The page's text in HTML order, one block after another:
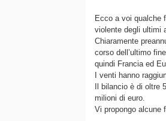
Ecco a voi qualche
violente degli ultimi
Chiaramente
corso dell’ultimo
quindi Francia ed
I venti hanno
Il bilancio è di oltre
milioni di euro.
Vi propongo alcune